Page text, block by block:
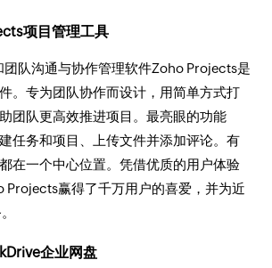
项目管理工具
团队沟通与协作管理软件Zoho Projects是
。专为团队协作而设计，用简单方式打
团队更高效推进项目。最亮眼的功能
任务和项目、上传文件并添加评论。有
在一个中心位置。凭借优质的用户体验
Projects赢得了千万用户的喜爱，并为近
企业网盘